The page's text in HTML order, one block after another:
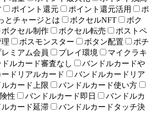
ポイント還元 ポイント還元活用
ポ
とチャージとは ボクセルNFT
ボク
ボクセル制作 ボクセル転売
ポストペ
ボスモンスター ボタン配置
ポチ
レミアム会員 プレイ環境
マイクラキ
ルカード審査なし
バンドルカードや
ドリアルカード
バンドルカードリア
カード上限
バンドルカード使い方
性
バンドルカード即日
バンドルカ
カード延滞
バンドルカードタッチ決